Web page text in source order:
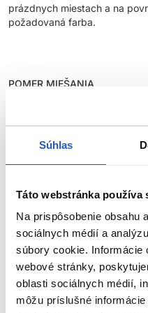
Súhlas
Táto webstránka používa
Na prispôsobenie obsahu
sociálnych médií a
súbory cookie. Informácie
webové stránky,
oblasti sociálnych médií,
môžu príslušné
prázdnych miestach a na
požadovaná farba.
POMER MIEŠANIA
1 časť Contrast + 1,5 časť
30g vyvíjač)
ODPORÚČANÉ POUŽITIE
1,9%- na základ vlasov vo
•3%- na základ vlasov vo
•6%- na základ vlasov vo